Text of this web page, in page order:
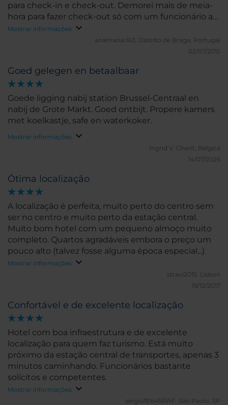
Ótima localização
A localização é perfeita, muito perto do centro sem
ser no centro e muito perto da estação central.
Muito bom hotel com um pequeno almoço muito
completo. Quartos agradáveis embora o preço um
pouco alto (talvez fosse alguma época especial...)
Mostrar informações
stravi2015. Lisbon
19/12/2017
Confortável e de excelente localização
Hotel com boa infraestrutura e de excelente
localização para quem faz turismo. Está muito
próximo da estação central de transportes, apenas 3
minutos caminhando. Funcionários bastante
solícitos e competentes.
Mostrar informações
sergiofE6456WF. São Paulo, SP
para check-in e check-out. Demorei mais de meia-
hora para fazer check-out só com um funcionário a
atender.
Mostrar informações
anamariar163. Distrito de Braga, Portugal
02/07/2015
Goed gelegen en betaalbaar
Goede ligging nabij station Brussel-Centraal en
nabij de Grote Markt. Goed ontbijt. Propere kamers
met koelkastje, safe en waterkoker.
Mostrar informações
Ingrid V. Ghent, Bélgica
14/07/2026